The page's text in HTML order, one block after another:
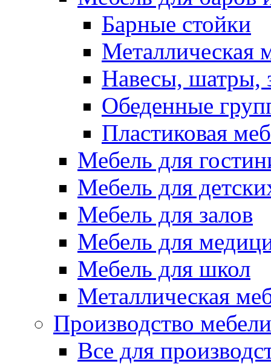
Барные стойки
Металлическая
Навесы, шатры,
Обеденные
Пластиковая
Мебель для
Мебель для
Мебель для залов
Мебель для
Мебель для школ
Металлическая
Производство мебели
Все для